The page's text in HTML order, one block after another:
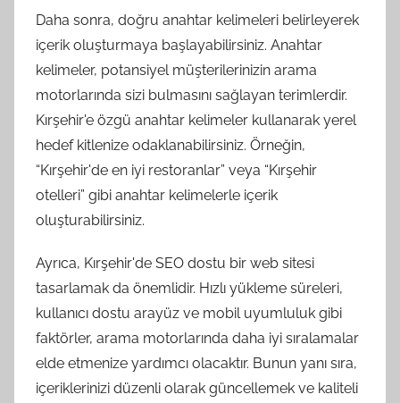
Daha sonra, doğru anahtar kelimeleri belirleyerek
içerik oluşturmaya başlayabilirsiniz. Anahtar
kelimeler, potansiyel müşterilerinizin arama
motorlarında sizi bulmasını sağlayan terimlerdir.
Kırşehir'e özgü anahtar kelimeler kullanarak yerel
hedef kitlenize odaklanabilirsiniz. Örneğin,
“Kırşehir'de en iyi restoranlar” veya “Kırşehir
otelleri” gibi anahtar kelimelerle içerik
oluşturabilirsiniz.
Ayrıca, Kırşehir'de SEO dostu bir web sitesi
tasarlamak da önemlidir. Hızlı yükleme süreleri,
kullanıcı dostu arayüz ve mobil uyumluluk gibi
faktörler, arama motorlarında daha iyi sıralamalar
elde etmenize yardımcı olacaktır. Bunun yanı sıra,
içeriklerinizi düzenli olarak güncellemek ve kaliteli